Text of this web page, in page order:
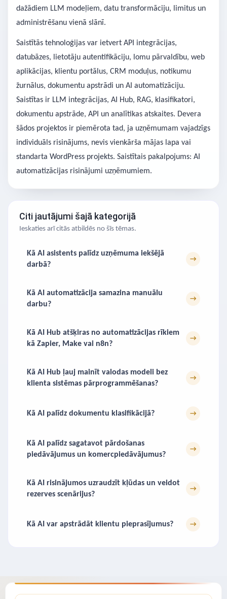
dažādiem LLM modeļiem, datu transformāciju, limitus un
administrēšanu vienā slānī.
Saistītās tehnoloģijas var ietvert API integrācijas,
datubāzes, lietotāju autentifikāciju, lomu pārvaldību, web
aplikācijas, klientu portālus, CRM moduļus, notikumu
žurnālus, dokumentu apstrādi un AI automatizāciju.
Saistītas ir LLM integrācijas, AI Hub, RAG, klasifikatori,
dokumentu apstrāde, API un analītikas atskaites. Devera
šādos projektos ir piemērota tad, ja uzņēmumam vajadzīgs
individuāls risinājums, nevis vienkārša mājas lapa vai
standarta WordPress projekts. Saistītais pakalpojums: AI
automatizācijas risinājumi uzņēmumiem.
Citi jautājumi šajā kategorijā
Ieskaties arī citās atbildēs no šīs tēmas.
Kā AI asistents palīdz uzņēmuma iekšējā
darbā?
→
Kā AI automatizācija samazina manuālu
darbu?
→
Kā AI Hub atšķiras no automatizācijas rīkiem
kā Zapier, Make vai n8n?
→
Kā AI Hub ļauj mainīt valodas modeli bez
klienta sistēmas pārprogrammēšanas?
→
Kā AI palīdz dokumentu klasifikācijā? →
Kā AI palīdz sagatavot pārdošanas
piedāvājumus un komercpiedāvājumus?
→
Kā AI risinājumos uzraudzīt kļūdas un veidot
rezerves scenārijus?
→
Kā AI var apstrādāt klientu pieprasījumus? →